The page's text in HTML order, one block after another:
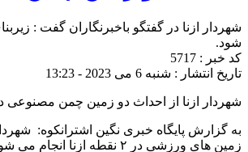
شود.
کد خبر : 5717
تاریخ انتشار : شنبه 6 می 2023 - 13:23
شهردار ازنا از احداث دو زمین چمن مصنوعی
زمین های ورزشی در ۲ نقطه ازنا انجام می شود